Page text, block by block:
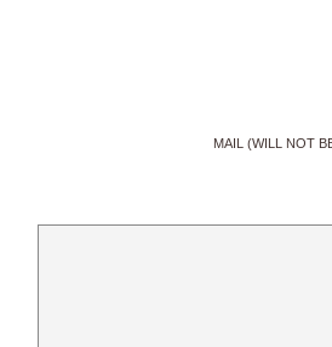
MAIL (WILL NOT